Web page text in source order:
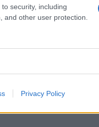
security, including
and other user protection.
Privacy Policy
112.000 Ft (új)